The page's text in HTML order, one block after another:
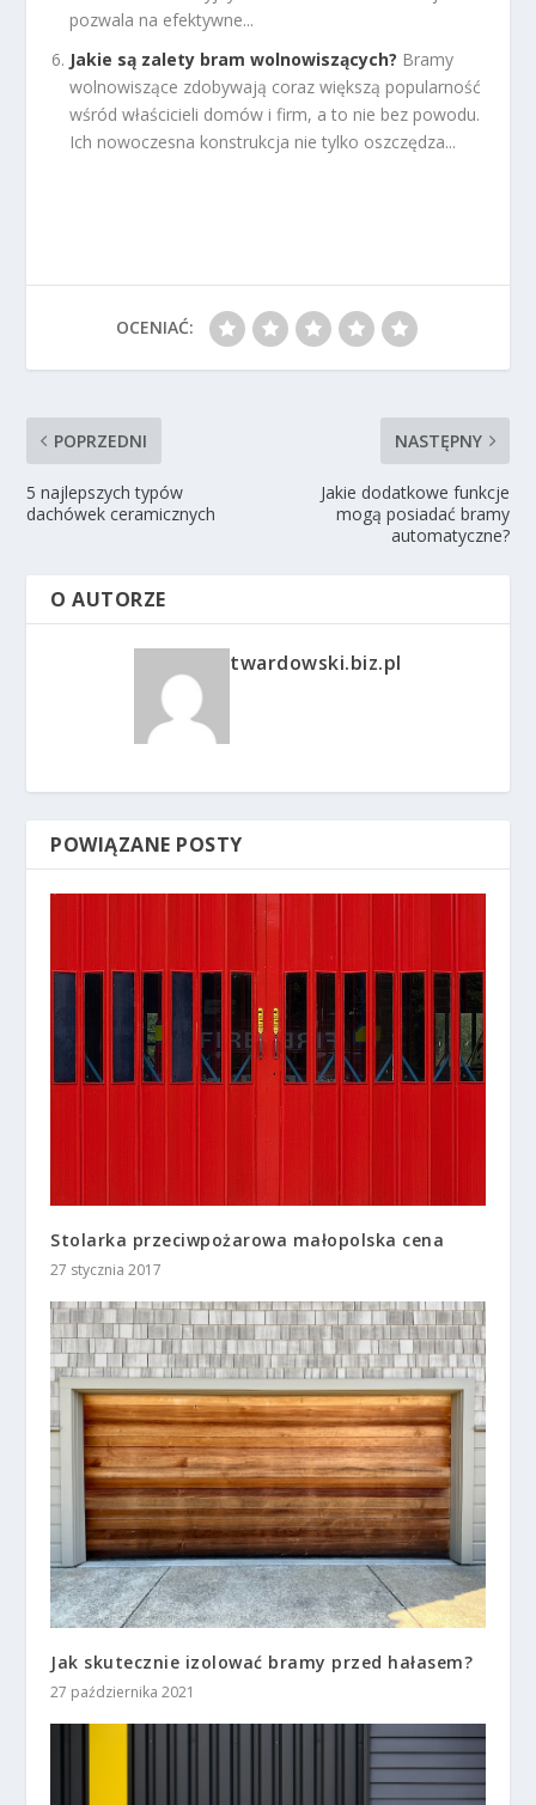
pozwala na efektywne...
Jakie są zalety bram wolnowiszących? Bramy
wolnowiszące zdobywają coraz większą popularność
wśród właścicieli domów i firm, a to nie bez powodu.
Ich nowoczesna konstrukcja nie tylko oszczędza...
OCENIAĆ:
POPRZEDNI
5 najlepszych typów
dachówek ceramicznych
NASTĘPNY
Jakie dodatkowe funkcje
mogą posiadać bramy
automatyczne?
O AUTORZE
twardowski.biz.pl
POWIĄZANE POSTY
Stolarka przeciwpożarowa małopolska cena
27 stycznia 2017
Jak skutecznie izolować bramy przed hałasem?
27 października 2021